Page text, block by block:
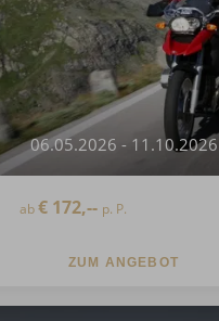
06.05.2026 - 11.10.2026
ab€ 172,-- p. P.
ZUM ANGEBOT